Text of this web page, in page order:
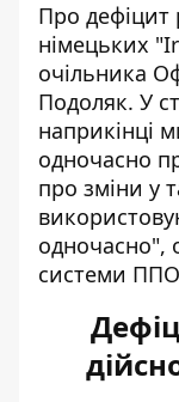
Про
німецьких
очільника
Подоляк. У
наприкінці
одночасно
про зміни у
системи